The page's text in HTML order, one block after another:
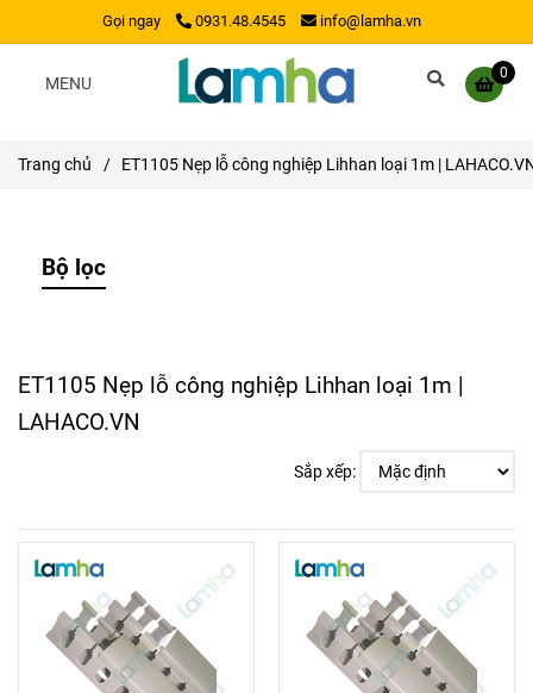
Gọi ngay 0931.48.4545 info@lamha.vn
0
MENU
Trang chủ / ET1105 Nẹp lỗ công nghiệp Lihhan loại 1m |
Bộ lọc
ET1105 Nẹp lỗ công nghiệp Lihhan loại 1m |
LAHACO.VN
Sắp xếp: